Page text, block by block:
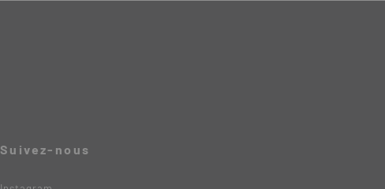
Suivez-nous